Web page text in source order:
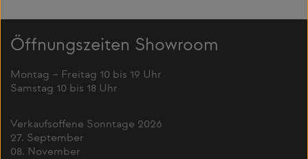
Öffnungszeiten Showroom
Montag – Freitag 10 bis 19 Uhr
Samstag 10 bis 18 Uhr
Verkaufsoffene Sonntage 2026
27. September
08. November